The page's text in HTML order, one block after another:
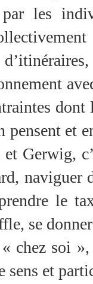
par les
pensent et
Gerwig,
naviguer
le
se
chez soi
sens et